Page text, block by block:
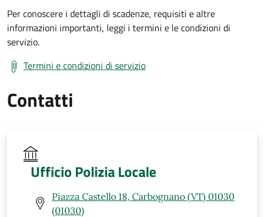
Per conoscere i dettagli di scadenze, requisiti e altre
informazioni importanti, leggi i termini e le condizioni di
servizio.
Termini e condizioni di servizio
Contatti
Ufficio Polizia Locale
Piazza Castello 18, Carbognano (VT) 01030
(01030)